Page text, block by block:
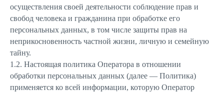
осуществления своей деятельности соблюдение прав и
свобод человека и гражданина при обработке его
персональных данных, в том числе защиты прав на
неприкосновенность частной жизни, личную и семейную
тайну.
1.2. Настоящая политика Оператора в отношении
обработки персональных данных (далее — Политика)
применяется ко всей информации, которую Оператор